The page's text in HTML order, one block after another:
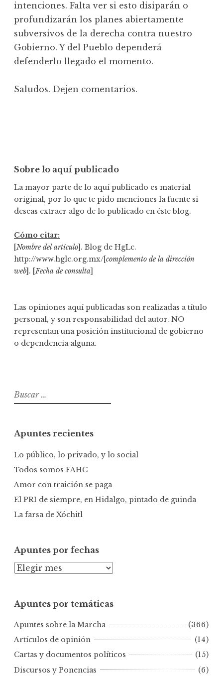
intenciones. Falta ver si esto disiparán o
profundizarán los planes abiertamente
subversivos de la derecha contra nuestro
Gobierno. Y del Pueblo dependerá
defenderlo llegado el momento.
Saludos. Dejen comentarios.
Sobre lo aquí publicado
La mayor parte de lo aquí publicado es material
original, por lo que te pido menciones la fuente si
deseas extraer algo de lo publicado en éste blog.
Cómo citar:
[Nombre del artículo]. Blog de HgLc.
http://www.hglc.org.mx/[complemento de la dirección
web]. [Fecha de consulta]
Las opiniones aquí publicadas son realizadas a título
personal, y son responsabilidad del autor. NO
representan una posición institucional de gobierno
o dependencia alguna.
B
u
r
Apuntes recientes
Lo público, lo privado, y lo social
Todos somos FAHC
Amor con traición se paga
El PRI de siempre, en Hidalgo, pintado de guinda
La farsa de Xóchitl
Apuntes por fechas
A
n
e
s
p
r
Apuntes por temáticas
Apuntes sobre la Marcha
(366)
Artículos de opinión
(14)
Cartas y documentos políticos
(15)
Discursos y Ponencias
(6)